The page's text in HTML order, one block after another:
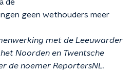
de
geen wethouders meer
met de Leeuwarder
Noorden en Twentsche
de noemer ReportersNL.